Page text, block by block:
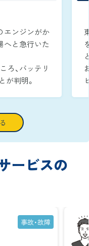
エンジンがか
へと急行いた
ろ、バッテリ
が判明。
子へ確実に
、到着から約
ービスの
事故・故障